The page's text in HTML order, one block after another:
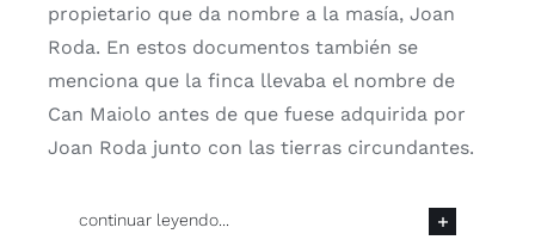
propietario que da nombre a la masía, Joan
Roda. En estos documentos también se
menciona que la finca llevaba el nombre de
Can Maiolo antes de que fuese adquirida por
Joan Roda junto con las tierras circundantes.
continuar leyendo...